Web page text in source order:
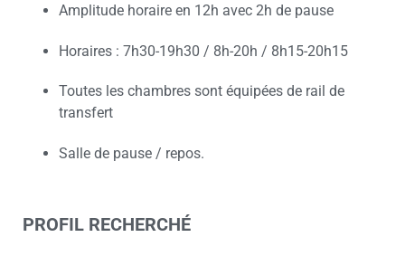
Amplitude horaire en 12h avec 2h de pause
Horaires : 7h30-19h30 / 8h-20h / 8h15-20h15
Toutes les chambres sont équipées de rail de
transfert
Salle de pause / repos.
PROFIL RECHERCHÉ